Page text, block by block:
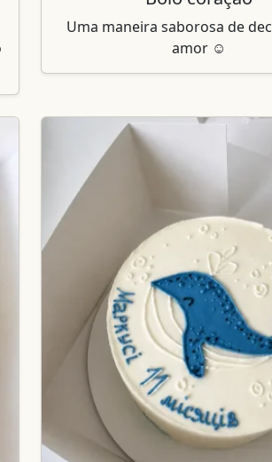
Uma maneira saborosa de
amor ☺️